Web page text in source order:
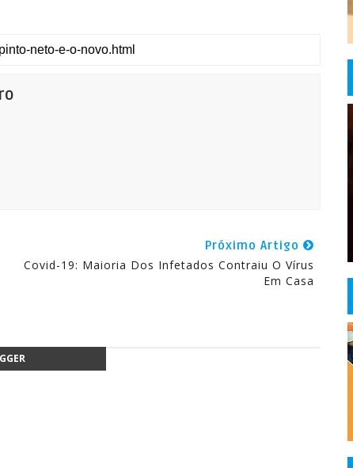
Próximo Artigo
Covid-19: Maioria Dos Infetados Contraiu O Vírus
Em Casa